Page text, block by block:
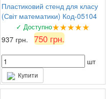
Пластиковий стенд для класу
(Світ математики) Код-05104
✓ Доступно★★★★★
937 грн. 750 грн.
шт
Купити